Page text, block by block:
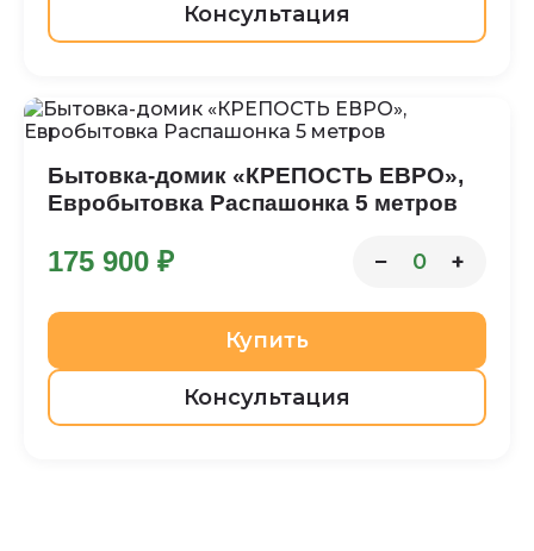
Консультация
Бытовка-домик «КРЕПОСТЬ ЕВРО»,
Евробытовка Распашонка 5 метров
175 900 ₽ − 0 +
Купить
Консультация